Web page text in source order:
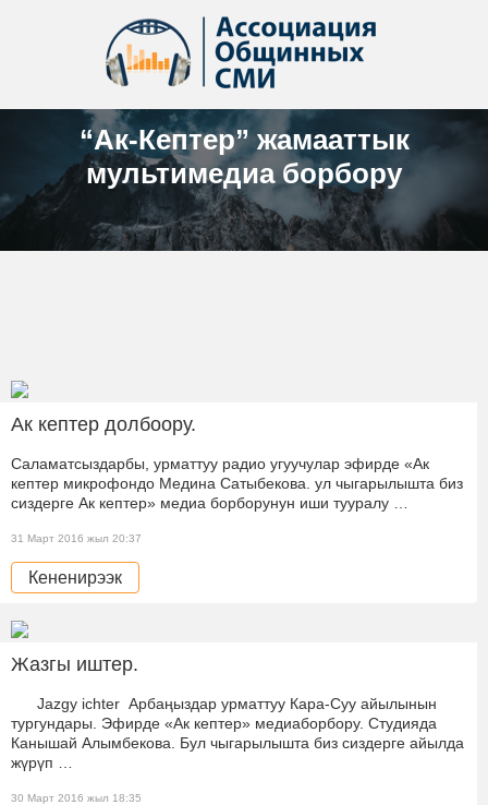
“Ак-Кептер” жамааттык
мультимедиа борбору
Ак кептер долбоору.
Саламатсыздарбы, урматтуу радио угуучулар эфирде «Ак
кептер микрофондо Медина Сатыбекова. ул чыгарылышта биз
сиздерге Ак кептер» медиа борборунун иши тууралу …
31 Март 2016 жыл 20:37
Кененирээк
Жазгы иштер.
Jazgy ichter Арбаңыздар урматтуу Кара-Суу айылынын
тургундары. Эфирде «Ак кептер» медиаборбору. Студияда
Канышай Алымбекова. Бул чыгарылышта биз сиздерге айылда
жүрүп …
30 Март 2016 жыл 18:35